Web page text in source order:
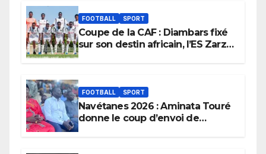
FOOTBALL SPORT
Coupe de la CAF : Diambars fixé
sur son destin africain, l’ES Zarzis
FOOTBALL SPORT
Navétanes 2026 : Aminata Touré
donne le coup d’envoi de